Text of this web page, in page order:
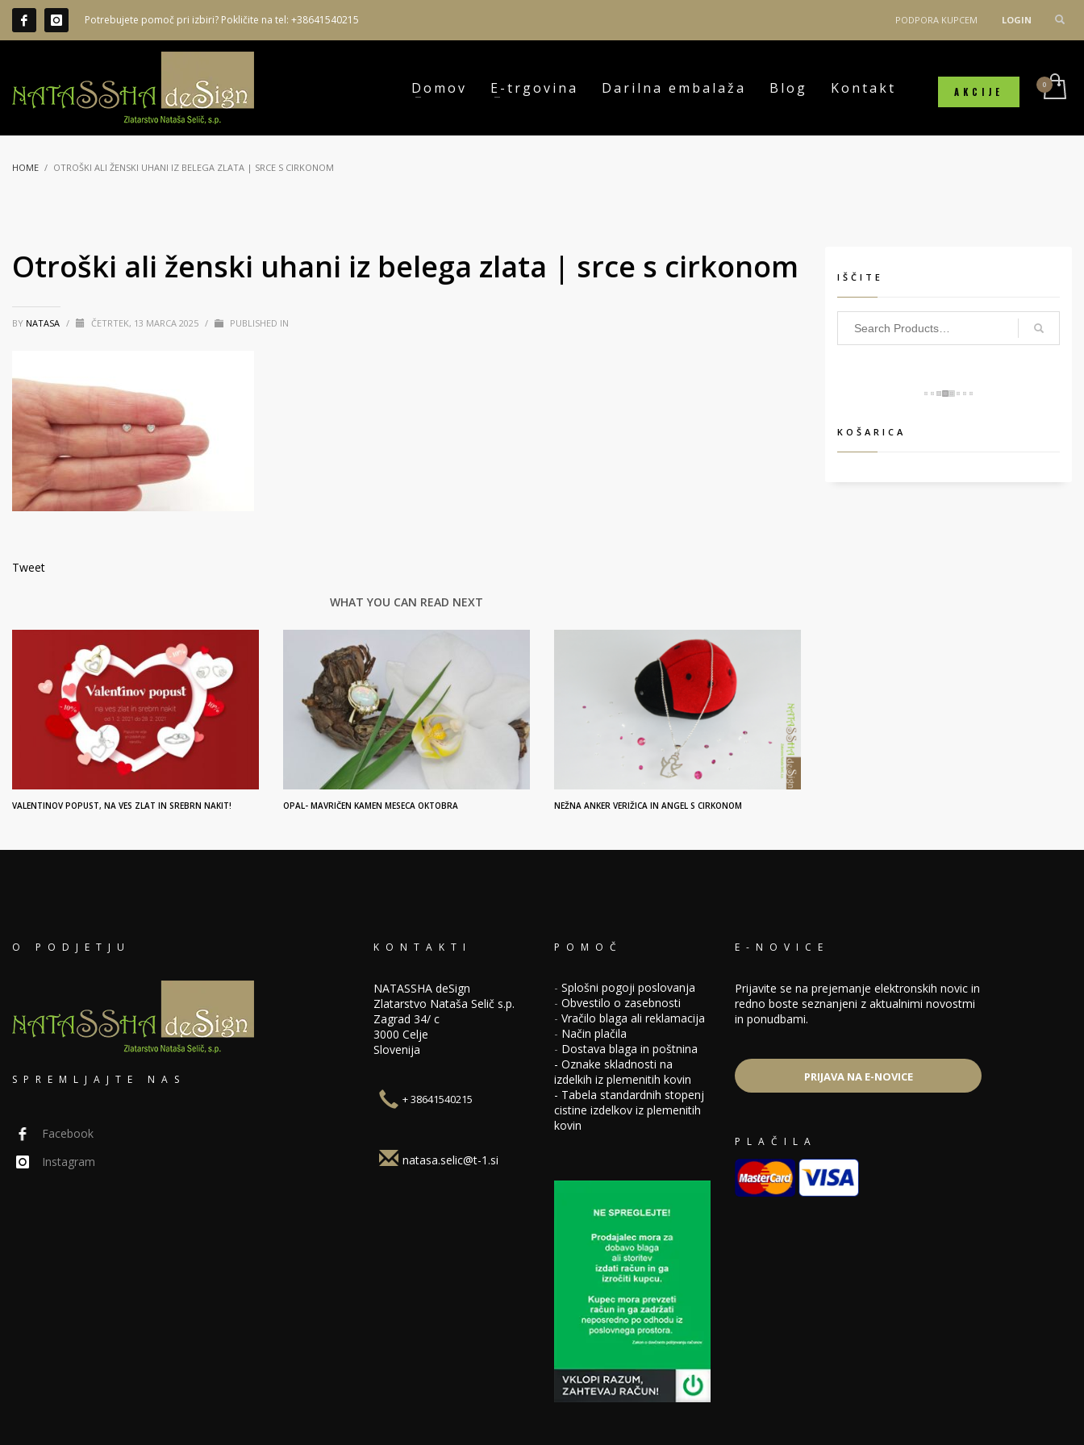
Potrebujete pomoč pri izbiri? Pokličite na tel: +38641540215 PODPORA KUPCEM LOGIN
Domov E-trgovina Darilna embalaža Blog Kontakt AKCIJE
HOME OTROŠKI ALI ŽENSKI UHANI IZ BELEGA ZLATA | SRCE S CIRKONOM
Otroški ali ženski uhani iz belega zlata | srce s cirkonom
BY NATASA / ČETRTEK, 13 MARCA 2025 / PUBLISHED IN
Tweet
WHAT YOU CAN READ NEXT
VALENTINOV POPUST, NA VES ZLAT IN SREBRN NAKIT! OPAL- MAVRIČEN KAMEN MESECA OKTOBRA NEŽNA ANKER VERIŽICA IN ANGEL S CIRKONOM
IŠČITE
KOŠARICA
O PODJETJU
SPREMLJAJTE NAS
Facebook
Instagram
KONTAKTI
NATASSHA deSign
Zlatarstvo Nataša Selič s.p.
Zagrad 34/ c
3000 Celje
Slovenija
+ 38641540215
natasa.selic@t-1.si
POMOČ
- Splošni pogoji poslovanja
- Obvestilo o zasebnosti
- Vračilo blaga ali reklamacija
- Način plačila
- Dostava blaga in poštnina
- Oznake skladnosti na
izdelkih iz plemenitih kovin
- Tabela standardnih stopenj
cistine izdelkov iz plemenitih
kovin
E-NOVICE
Prijavite se na prejemanje elektronskih novic in
redno boste seznanjeni z aktualnimi novostmi
in ponudbami.
PRIJAVA NA E-NOVICE
PLAČILA